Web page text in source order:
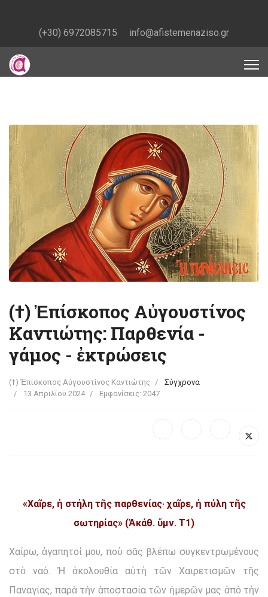
(+30) 6972085715 info@afistemenaziso.gr
(†) Ἐπίσκοπος Αὐγουστίνος
Καντιώτης: Παρθενία -
γάμος - ἐκτρώσεις
(†) Ἐπίσκοπος Αὐγουστίνος Καντιώτης
Σύγχρονα
13 Απριλίου 2024
Εμφανίσεις: 2047
«Χαῖρε, ἡ στήλη τῆς παρθενίας· χαῖρε, ἡ πύλη τῆς
σωτηρίας» (Ἀκάθ. ὕμν. Τ1)
Χαίρω, ἀγαπητοί μου, ποὺ σᾶς βλέπω συγκεντρωμένους
στὸ ναό. Ἡ ἀκολουθία αὐτὴ τῶν Χαιρετισμῶν τῆς
Παναγίας, παρὰ τὴν ἀποστασία τῶν ἡμερῶν μας ἀπὸ τὴν